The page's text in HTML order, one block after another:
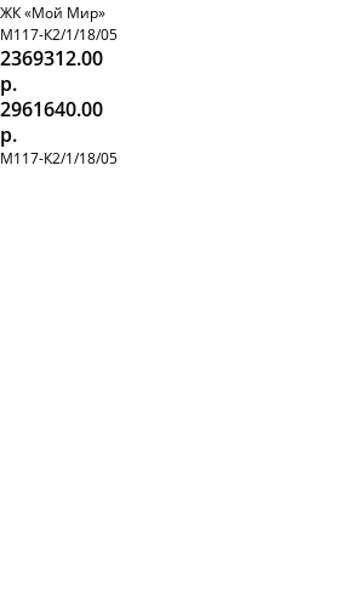
ЖК «Мой Мир»
М117-К2/1/18/05
2369312.00
р.
2961640.00
р.
М117-К2/1/18/05